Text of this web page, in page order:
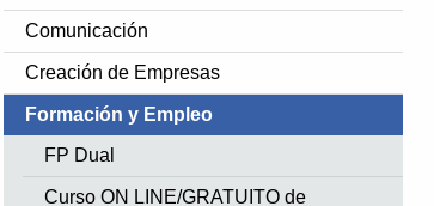
Comunicación
Creación de Empresas
Formación y Empleo
FP Dual
Curso ON LINE/GRATUITO de